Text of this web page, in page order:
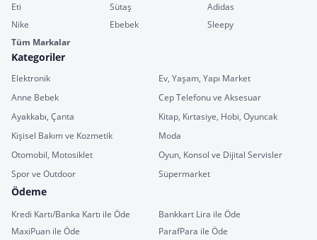
Eti
Sütaş
Adidas
Nike
Ebebek
Sleepy
Tüm Markalar
Kategoriler
Elektronik
Ev, Yaşam, Yapı Market
Anne Bebek
Cep Telefonu ve Aksesuar
Ayakkabı, Çanta
Kitap, Kırtasiye, Hobi, Oyuncak
Kişisel Bakım ve Kozmetik
Moda
Otomobil, Motosiklet
Oyun, Konsol ve Dijital Servisler
Spor ve Outdoor
Süpermarket
Ödeme
Kredi Kartı/Banka Kartı ile Öde
Bankkart Lira ile Öde
MaxiPuan ile Öde
ParafPara ile Öde